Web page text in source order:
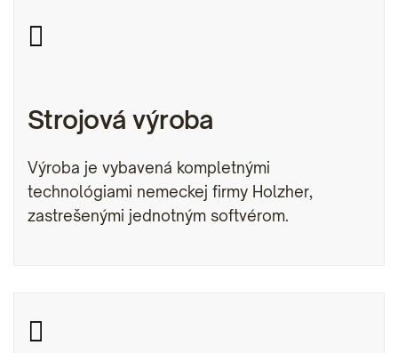

Strojová výroba
Výroba je vybavená kompletnými
technológiami nemeckej firmy Holzher,
zastrešenými jednotným softvérom.
